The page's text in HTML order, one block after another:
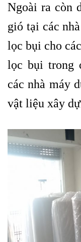
Ngoài ra còn
gió tại các
lọc bụi cho
lọc bụi trong
các nhà máy
vật liệu xây